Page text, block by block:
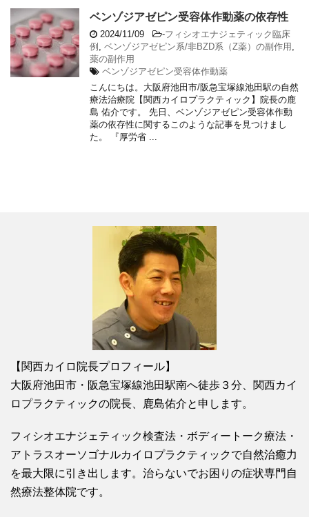
ベンゾジアゼピン受容体作動薬の依存性
2024/11/09 -フィシオエナジェティック臨床
例 ベンゾジアゼピン系/非BZD系（Z薬）の副作用
薬の副作用
ベンゾジアゼピン受容体作動薬
こんにちは。大阪府池田市/阪急宝塚線池田駅の自然
療法治療院【関西カイロプラクティック】院長の鹿
島 佑介です。 先日、ベンゾジアゼピン受容体作動
薬の依存性に関するこのような記事を見つけまし
た。 『厚労省 ...
【関西カイロ院長プロフィール】
大阪府池田市・阪急宝塚線池田駅南へ徒歩３分、関西カイ
ロプラクティックの院長、鹿島佑介と申します。
フィシオエナジェティック検査法・ボディートーク療法・
アトラスオーソゴナルカイロプラクティックで自然治癒力
を最大限に引き出します。治らないでお困りの症状専門自
然療法整体院です。